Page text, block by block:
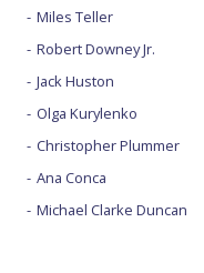
Miles Teller
Robert Downey Jr.
Jack Huston
Olga Kurylenko
Christopher Plummer
Ana Conca
Michael Clarke Duncan